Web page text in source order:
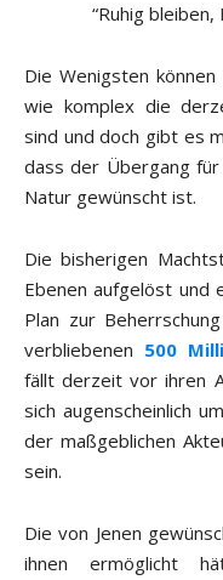
“Ruhig
Die Wenigsten
wie komplex die
sind und doch gibt es
dass der Übergang
Natur gewünscht ist.
Die bisherigen
Ebenen aufgelöst und
Plan zur
verbliebenen 500
fällt derzeit vor ihren
sich augenscheinlich
der maßgeblichen
sein.
Die von Jenen
ihnen ermöglicht